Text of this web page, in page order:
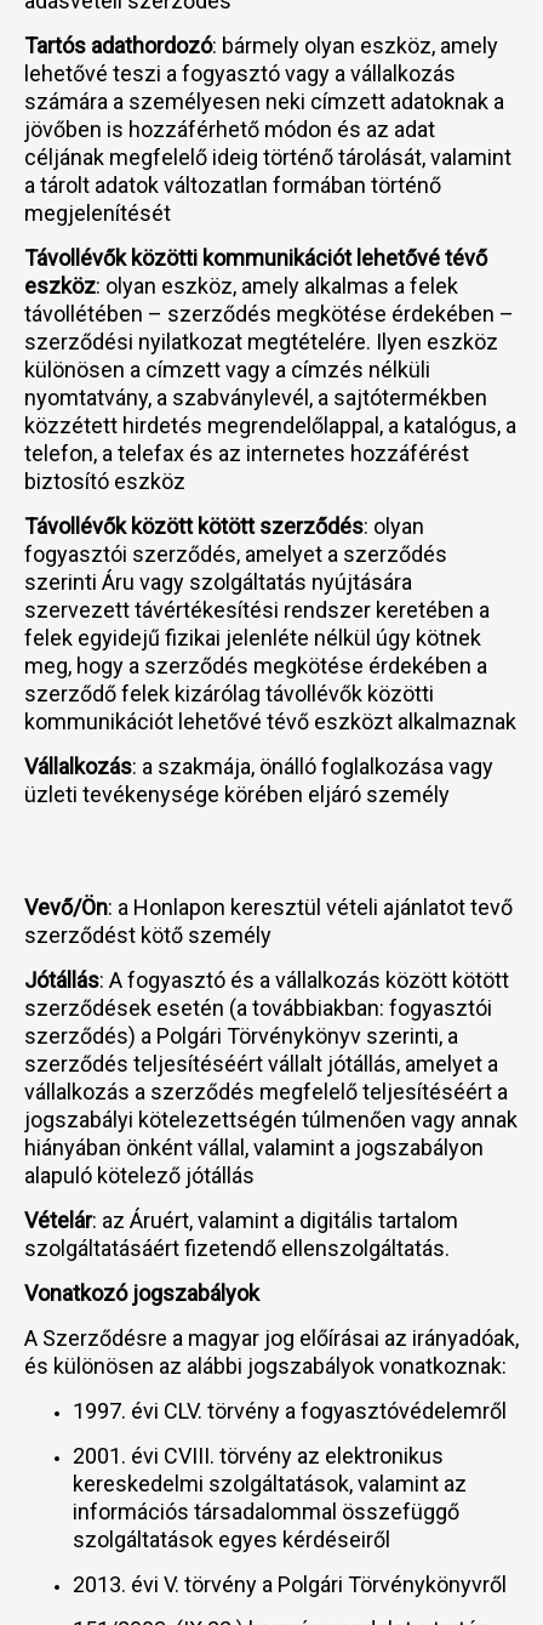
Tartós adathordozó: bármely olyan eszköz, amely
lehetővé teszi a fogyasztó vagy a vállalkozás
számára a személyesen neki címzett adatoknak a
jövőben is hozzáférhető módon és az adat
céljának megfelelő ideig történő tárolását, valamint
a tárolt adatok változatlan formában történő
megjelenítését
Távollévők közötti kommunikációt lehetővé tévő
eszköz: olyan eszköz, amely alkalmas a felek
távollétében – szerződés megkötése érdekében –
szerződési nyilatkozat megtételére. Ilyen eszköz
különösen a címzett vagy a címzés nélküli
nyomtatvány, a szabványlevél, a sajtótermékben
közzétett hirdetés megrendelőlappal, a katalógus, a
telefon, a telefax és az internetes hozzáférést
biztosító eszköz
Távollévők között kötött szerződés: olyan
fogyasztói szerződés, amelyet a szerződés
szerinti Áru vagy szolgáltatás nyújtására
szervezett távértékesítési rendszer keretében a
felek egyidejű fizikai jelenléte nélkül úgy kötnek
meg, hogy a szerződés megkötése érdekében a
szerződő felek kizárólag távollévők közötti
kommunikációt lehetővé tévő eszközt alkalmaznak
Vállalkozás: a szakmája, önálló foglalkozása vagy
üzleti tevékenysége körében eljáró személy
Vevő/Ön: a Honlapon keresztül vételi ajánlatot tevő
szerződést kötő személy
Jótállás: A fogyasztó és a vállalkozás között kötött
szerződések esetén (a továbbiakban: fogyasztói
szerződés) a Polgári Törvénykönyv szerinti, a
szerződés teljesítéséért vállalt jótállás, amelyet a
vállalkozás a szerződés megfelelő teljesítéséért a
jogszabályi kötelezettségén túlmenően vagy annak
hiányában önként vállal, valamint a jogszabályon
alapuló kötelező jótállás
Vételár: az Áruért, valamint a digitális tartalom
szolgáltatásáért fizetendő ellenszolgáltatás.
Vonatkozó jogszabályok
A Szerződésre a magyar jog előírásai az irányadóak,
és különösen az alábbi jogszabályok vonatkoznak:
1997. évi CLV. törvény a fogyasztóvédelemről
2001. évi CVIII. törvény az elektronikus
kereskedelmi szolgáltatások, valamint az
információs társadalommal összefüggő
szolgáltatások egyes kérdéseiről
2013. évi V. törvény a Polgári Törvénykönyvről